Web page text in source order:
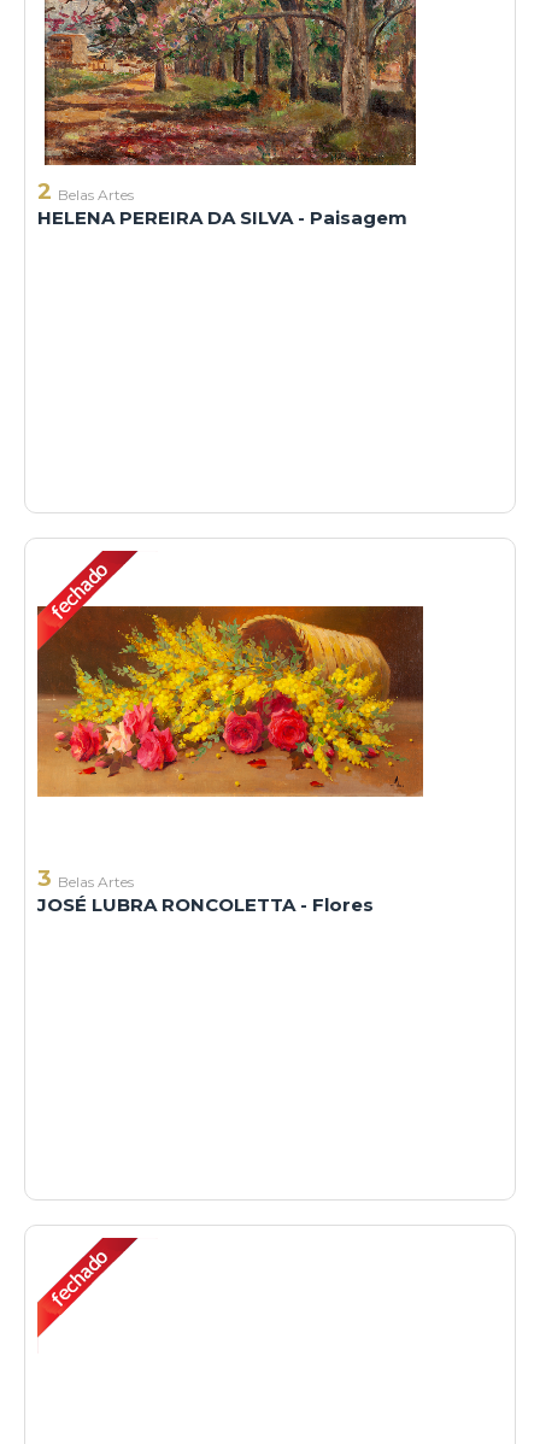
2 Belas Artes
HELENA PEREIRA DA SILVA - Paisagem
3 Belas Artes
JOSÉ LUBRA RONCOLETTA - Flores